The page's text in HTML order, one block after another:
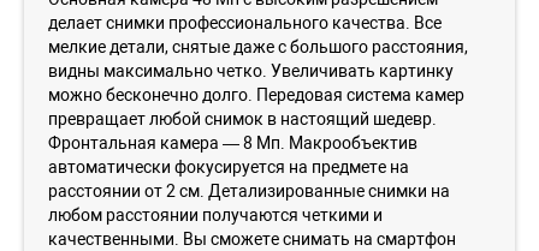
делает снимки профессионального качества. Все
мелкие детали, снятые даже с большого расстояния,
видны максимально четко. Увеличивать картинку
можно бесконечно долго. Передовая система камер
превращает любой снимок в настоящий шедевр.
Фронтальная камера — 8 Мп. Макрообъектив
автоматически фокусируется на предмете на
расстоянии от 2 см. Детализированные снимки на
любом расстоянии получаются четкими и
качественными. Вы сможете снимать на смартфон